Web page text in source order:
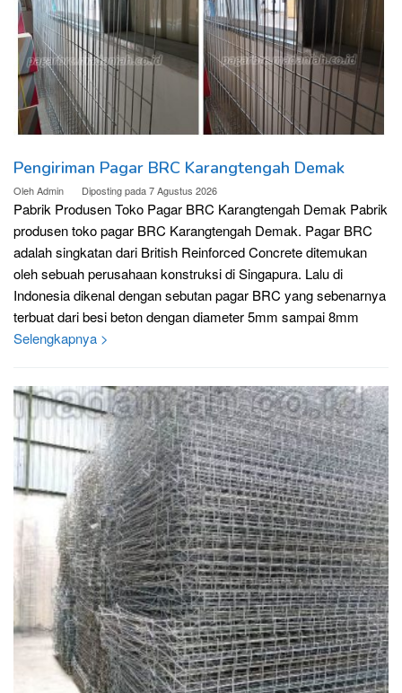
Pengiriman Pagar BRC Karangtengah Demak
OlehAdmin Diposting pada7 Agustus 2026
Pabrik Produsen Toko Pagar BRC Karangtengah Demak Pabrik
produsen toko pagar BRC Karangtengah Demak. Pagar BRC
adalah singkatan dari British Reinforced Concrete ditemukan
oleh sebuah perusahaan konstruksi di Singapura. Lalu di
Indonesia dikenal dengan sebutan pagar BRC yang sebenarnya
terbuat dari besi beton dengan diameter 5mm sampai 8mm
Selengkapnya >